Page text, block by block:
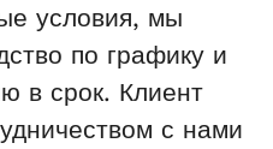
условия, мы
по графику и
в срок. Клиент
с нами